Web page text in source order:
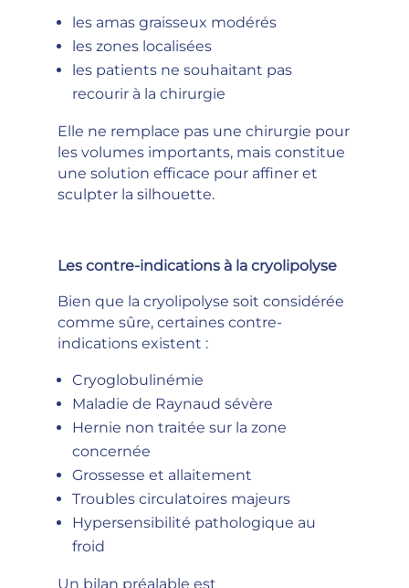
les amas graisseux modérés
les zones localisées
les patients ne souhaitant pas
recourir à la chirurgie
Elle ne remplace pas une chirurgie pour
les volumes importants, mais constitue
une solution efficace pour affiner et
sculpter la silhouette.
Les contre-indications à la cryolipolyse
Bien que la cryolipolyse soit considérée
comme sûre, certaines contre-
indications existent :
Cryoglobulinémie
Maladie de Raynaud sévère
Hernie non traitée sur la zone
concernée
Grossesse et allaitement
Troubles circulatoires majeurs
Hypersensibilité pathologique au
froid
Un bilan préalable est